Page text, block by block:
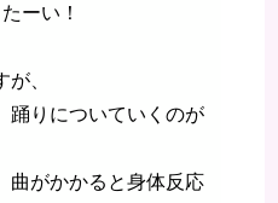
ーい！
、
踊りについていくのが
曲がかかると身体反応